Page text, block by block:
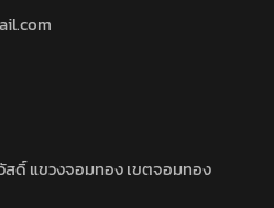
สดิ์ แขวงจอมทอง เขตจอมทอง